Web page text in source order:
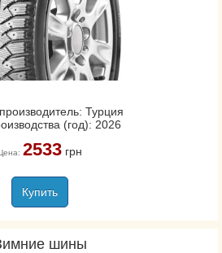
Турция
(год): 2026
2533грн
Купить
шины